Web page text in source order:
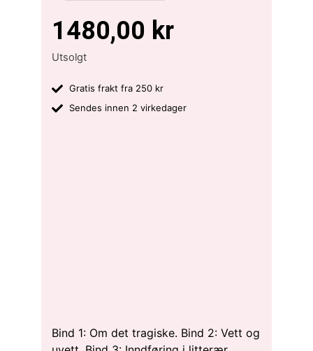
1480,00 kr
Utsolgt
Gratis frakt fra 250 kr
Sendes innen 2 virkedager
Bind 1: Om det tragiske. Bind 2: Vett og